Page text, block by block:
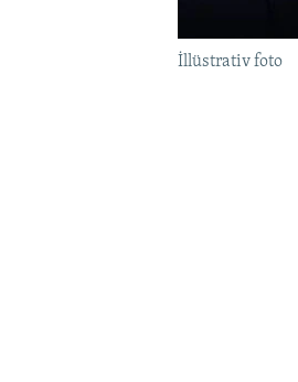
İllüstrativ foto